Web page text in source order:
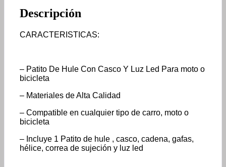
Descripción
CARACTERISTICAS:
– Patito De Hule Con Casco Y Luz Led Para moto o
bicicleta
– Materiales de Alta Calidad
– Compatible en cualquier tipo de carro, moto o
bicicleta
– Incluye 1 Patito de hule , casco, cadena, gafas,
hélice, correa de sujeción y luz led